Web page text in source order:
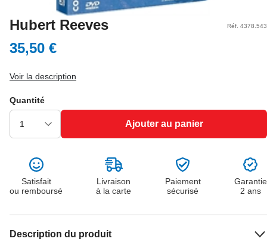
Hubert Reeves Réf. 4378.543
35,50 €
Voir la description
Quantité
Ajouter au panier
Satisfait
ou remboursé
Livraison
à la carte
Paiement
sécurisé
Garantie
2 ans
Description du produit